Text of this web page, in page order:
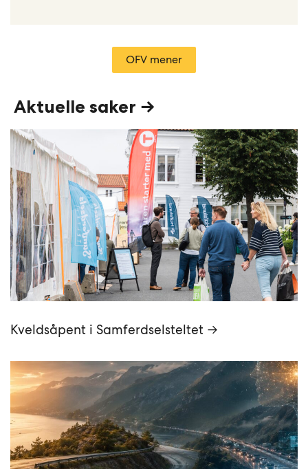
OFV mener
Aktuelle saker →
Kveldsåpent i Samferdselsteltet →